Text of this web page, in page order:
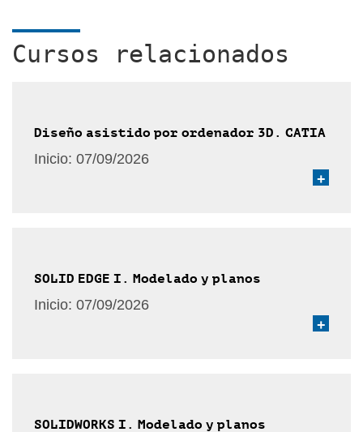
Cursos relacionados
Diseño asistido por ordenador 3D. CATIA
Inicio: 07/09/2026
+
SOLID EDGE I. Modelado y planos
Inicio: 07/09/2026
+
SOLIDWORKS I. Modelado y planos